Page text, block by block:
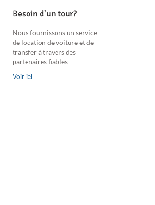
Besoin d'un tour?
Nous fournissons un service
de location de voiture et de
transfer à travers des
partenaires fiables
Voir ici